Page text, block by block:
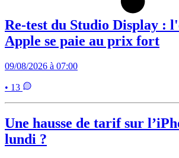
Re-test du Studio Display :
Apple se paie au prix fort
09/08/2026 à 07:00
• 13
Une hausse de tarif sur
lundi ?